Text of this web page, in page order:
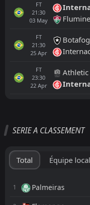
FT
21:30
03 May
FT
21:30
25 Apr
FT
23:30
22 Apr
Athletic
18Aug
15Aug
SERIE A CLASSEMENT
Total Équipe
1 Palmeiras